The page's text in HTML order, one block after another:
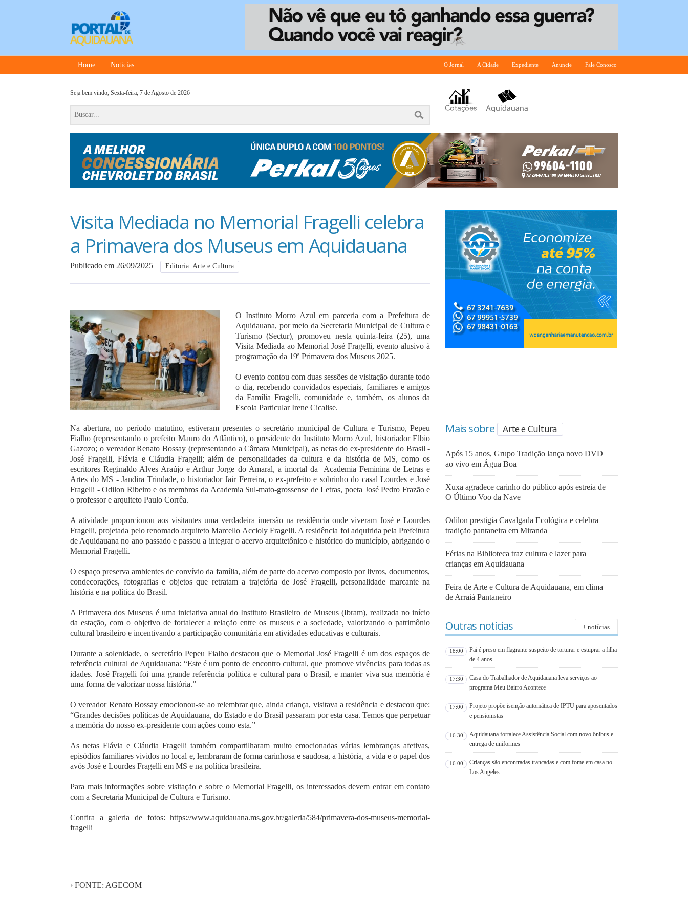
Home Notícias O Jornal A Cidade Expediente Anuncie Fale Conosco
Seja bem vindo, Sexta-feira, 7 de Agosto de 2026
Visita Mediada no Memorial Fragelli celebra
a Primavera dos Museus em Aquidauana
Publicado em 26/09/2025 Editoria: Arte e Cultura
O Instituto Morro Azul em parceria com a Prefeitura de
Aquidauana, por meio da Secretaria Municipal de Cultura e
Turismo (Sectur), promoveu nesta quinta-feira (25), uma
Visita Mediada ao Memorial José Fragelli, evento alusivo à
programação da 19ª Primavera dos Museus 2025.
O evento contou com duas sessões de visitação durante todo
o dia, recebendo convidados especiais, familiares e amigos
da Família Fragelli, comunidade e, também, os alunos da
Escola Particular Irene Cicalise.
Na abertura, no período matutino, estiveram presentes o secretário municipal de Cultura e Turismo, Pepeu
Fialho (representando o prefeito Mauro do Atlântico), o presidente do Instituto Morro Azul, historiador Elbio
Gazozo; o vereador Renato Bossay (representando a Câmara Municipal), as netas do ex-presidente do Brasil -
José Fragelli, Flávia e Cláudia Fragelli; além de personalidades da cultura e da história de MS, como os
escritores Reginaldo Alves Araújo e Arthur Jorge do Amaral, a imortal da Academia Feminina de Letras e
Artes do MS - Jandira Trindade, o historiador Jair Ferreira, o ex-prefeito e sobrinho do casal Lourdes e José
Fragelli - Odilon Ribeiro e os membros da Academia Sul-mato-grossense de Letras, poeta José Pedro Frazão e
o professor e arquiteto Paulo Corrêa.
A atividade proporcionou aos visitantes uma verdadeira imersão na residência onde viveram José e Lourdes
Fragelli, projetada pelo renomado arquiteto Marcello Accioly Fragelli. A residência foi adquirida pela Prefeitura
de Aquidauana no ano passado e passou a integrar o acervo arquitetônico e histórico do município, abrigando o
Memorial Fragelli.
O espaço preserva ambientes de convívio da família, além de parte do acervo composto por livros, documentos,
condecorações, fotografias e objetos que retratam a trajetória de José Fragelli, personalidade marcante na
história e na política do Brasil.
A Primavera dos Museus é uma iniciativa anual do Instituto Brasileiro de Museus (Ibram), realizada no início
da estação, com o objetivo de fortalecer a relação entre os museus e a sociedade, valorizando o patrimônio
cultural brasileiro e incentivando a participação comunitária em atividades educativas e culturais.
Durante a solenidade, o secretário Pepeu Fialho destacou que o Memorial José Fragelli é um dos espaços de
referência cultural de Aquidauana: “Este é um ponto de encontro cultural, que promove vivências para todas as
idades. José Fragelli foi uma grande referência política e cultural para o Brasil, e manter viva sua memória é
uma forma de valorizar nossa história.”
O vereador Renato Bossay emocionou-se ao relembrar que, ainda criança, visitava a residência e destacou que:
“Grandes decisões políticas de Aquidauana, do Estado e do Brasil passaram por esta casa. Temos que perpetuar
a memória do nosso ex-presidente com ações como esta.”
As netas Flávia e Cláudia Fragelli também compartilharam muito emocionadas várias lembranças afetivas,
episódios familiares vividos no local e, lembraram de forma carinhosa e saudosa, a história, a vida e o papel dos
avós José e Lourdes Fragelli em MS e na política brasileira.
Para mais informações sobre visitação e sobre o Memorial Fragelli, os interessados devem entrar em contato
com a Secretaria Municipal de Cultura e Turismo.
Confira a galeria de fotos:https://www.aquidauana.ms.gov.br/galeria/584/primavera-dos-museus-memorial-
fragelli
› FONTE: AGECOM
Mais sobre Arte e Cultura
Após 15 anos, Grupo Tradição lança novo DVD
ao vivo em Água Boa
Xuxa agradece carinho do público após estreia de
O Último Voo da Nave
Odilon prestigia Cavalgada Ecológica e celebra
tradição pantaneira em Miranda
Férias na Biblioteca traz cultura e lazer para
crianças em Aquidauana
Feira de Arte e Cultura de Aquidauana, em clima
de Arraiá Pantaneiro
Outras notícias + notícias
18:00
Pai é preso em flagrante suspeito de torturar e estuprar a filha
de 4 anos
17:30
Casa do Trabalhador de Aquidauana leva serviços ao
programa Meu Bairro Acontece
17:00
Projeto propõe isenção automática de IPTU para aposentados
e pensionistas
16:30
Aquidauana fortalece Assistência Social com novo ônibus e
entrega de uniformes
16:00
Crianças são encontradas trancadas e com fome em casa no
Los Angeles